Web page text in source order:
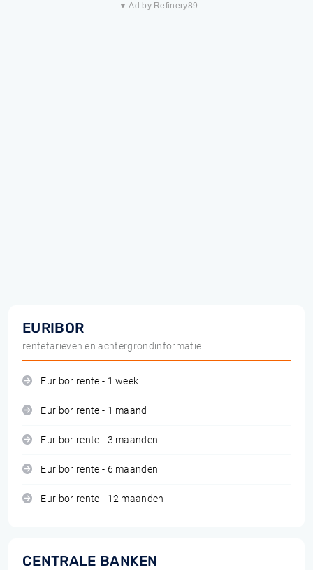
▼ Ad by Refinery89
EURIBOR
rentetarieven en achtergrondinformatie
Euribor rente - 1 week
Euribor rente - 1 maand
Euribor rente - 3 maanden
Euribor rente - 6 maanden
Euribor rente - 12 maanden
CENTRALE BANKEN